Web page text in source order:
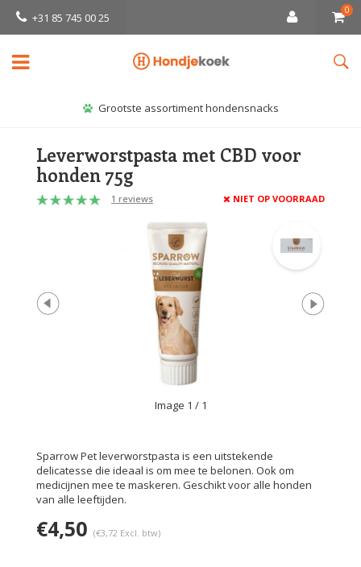
+31 85 745 00 25
0
Grootste assortiment hondensnacks
Leverworstpasta met CBD voor
honden 75g
1 reviews NIET OP VOORRAAD
Image 1 / 1
Sparrow Pet leverworstpasta is een uitstekende
delicatesse die ideaal is om mee te belonen. Ook om
medicijnen mee te maskeren. Geschikt voor alle honden
van alle leeftijden.
€4,50 (€3,72 Excl. btw)